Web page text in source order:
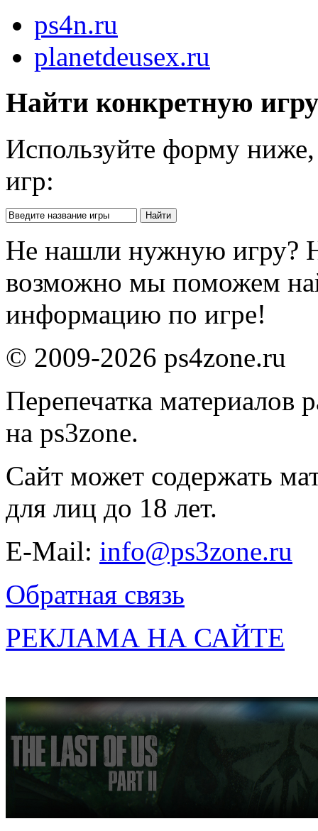
ps4n.ru
planetdeusex.ru
Найти конкретную
Используйте форму
игр:
Не нашли нужную игру?
возможно мы поможем
информацию по игре!
© 2009-2026 ps4zone.ru
Перепечатка материалов
на ps3zone.
Сайт может содержать
для лиц до 18 лет.
E-Mail: info@ps3zone.ru
Обратная связь
РЕКЛАМА НА САЙТЕ